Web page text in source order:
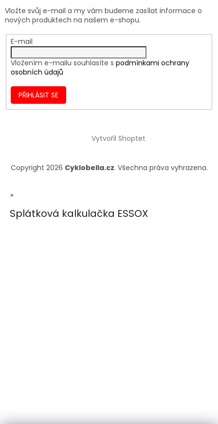
Vložte svůj e-mail a my vám budeme zasílat informace o
nových produktech na našem e-shopu.
E-mail
Vložením e-mailu souhlasíte s podmínkami ochrany
osobních údajů
PŘIHLÁSIT SE
Vytvořil Shoptet
Copyright 2026 Cyklobella.cz. Všechna práva vyhrazena.
×
Splátková kalkulačka ESSOX